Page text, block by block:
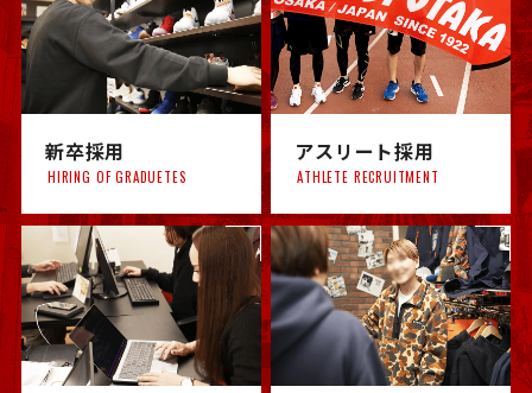
新卒採用
HIRING OF GRADUETES
アスリート採用
ATHLETE RECRUITMENT